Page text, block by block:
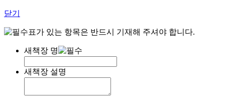
닫기
표가 있는 항목은 반드시 기재해 주셔야 합니다.
새책장 명
새책장 설명